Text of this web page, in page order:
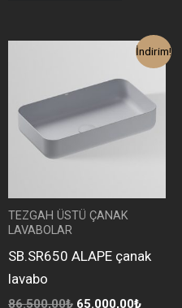
İndirim!
TEZGAH ÜSTÜ ÇANAK
LAVABOLAR
SB.SR650 ALAPE çanak
lavabo
86.500,00₺
86.500,00₺.
65.000,00₺
Şu
andaki